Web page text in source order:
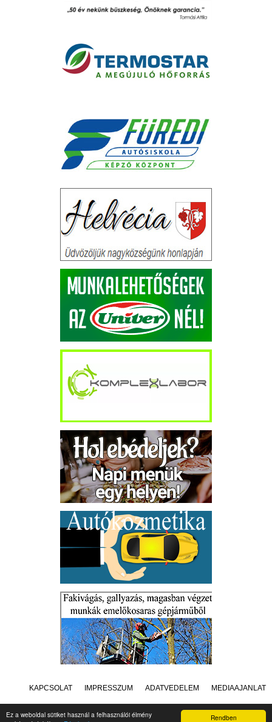
Rendben
Ez a weboldal sütiket használ a felhasználói élmény
KAPCSOLAT IMPRESSZUM ADATVÉDELEM MÉDIAAJÁNLAT